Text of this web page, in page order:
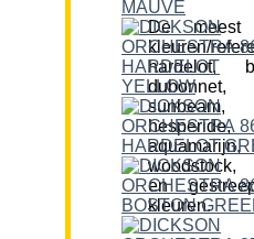
De meest
kleuren/
hardelot,
dubonnet,
woodstock,
en
kleuren.